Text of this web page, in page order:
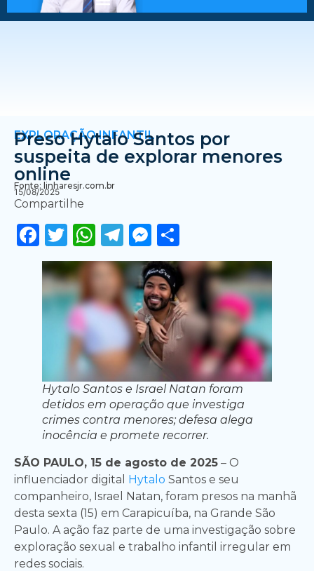
EXPLORAÇÃO INFANTIL
Preso Hytalo Santos por
suspeita de explorar menores
online
Fonte: linharesjr.com.br
15/08/2025
Compartilhe
Facebook
Twitter
WhatsApp
Telegram
Messenger
Hytalo Santos e Israel Natan foram
detidos em operação que investiga
crimes contra menores; defesa alega
inocência e promete recorrer.
SÃO PAULO, 15 de agosto de 2025 – O
influenciador digital Hytalo Santos e seu
companheiro, Israel Natan, foram presos na manhã
desta sexta (15) em Carapicuíba, na Grande São
Paulo. A ação faz parte de uma investigação sobre
exploração sexual e trabalho infantil irregular em
redes sociais.